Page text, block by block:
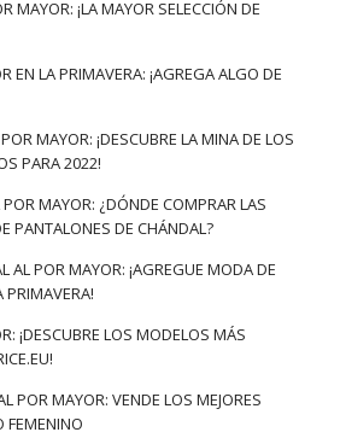
MAYOR: ¡LA MAYOR SELECCIÓN DE
EN LA PRIMAVERA: ¡AGREGA ALGO DE
MAYOR: ¡DESCUBRE LA MINA DE LOS
PARA 2022!
MAYOR: ¿DÓNDE COMPRAR LAS
PANTALONES DE CHÁNDAL?
AL POR MAYOR: ¡AGREGUE MODA DE
PRIMAVERA!
¡DESCUBRE LOS MODELOS MÁS
POR MAYOR: VENDE LOS MEJORES
FEMENINO